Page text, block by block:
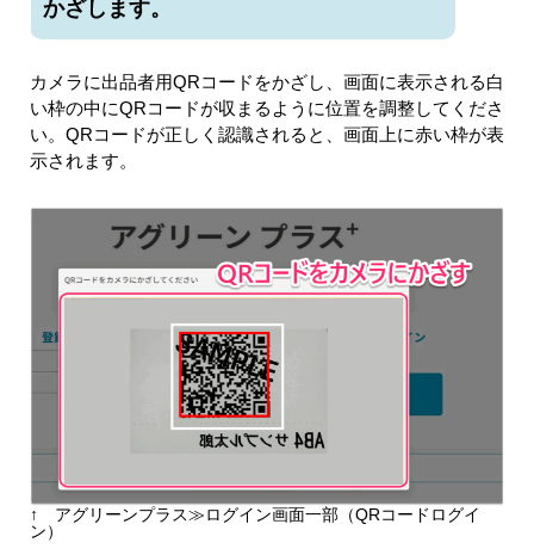
かざします。
カメラに出品者用QRコードをかざし、画面に表示される白
い枠の中にQRコードが収まるように位置を調整してくださ
い。QRコードが正しく認識されると、画面上に赤い枠が表
示されます。
↑ アグリーンプラス≫ログイン画面一部（QRコードログイ
ン）